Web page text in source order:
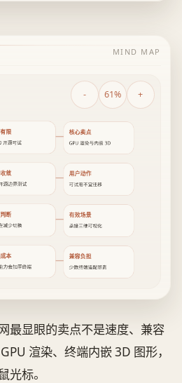
MIND MAP
- 61% +
限
开源可试
核心卖点
GPU 渲染与内嵌 3D
敛
源边界测试
用户动作
可试用不宜迁移
断
减少切换
有效场景
承接三维可视化
本
力会加厚终端
兼容负担
少数终端适配昂贵
最显眼的卖点不是速度、兼容
渲染、终端内嵌 3D 图形，
光标。